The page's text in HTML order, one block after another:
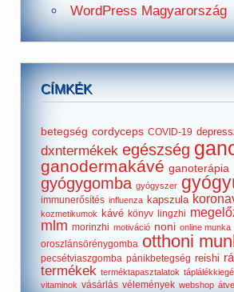
WordPress Magyarország
CÍMKÉK
betegség cordyceps COVID-19
dxntermékek egészség
ganodermakávé ganoterápia
gyógygomba gyógyszer
immunerősítés influenza kapszula
kozmetikumok kávé könyv lingzhi
mlm morinzhi motiváció noni online munka
oroszlánsörénygomba otthoni
pecsétviaszgomba pánikbetegség reishi
termékek terméktapasztalatok
vitaminok vásárlás vélemények webshop